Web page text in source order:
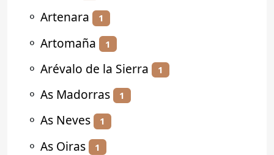
⚬ Artenara 1
⚬ Artomaña 1
⚬ Arévalo de la Sierra 1
⚬ As Madorras 1
⚬ As Neves 1
⚬ As Oiras 1